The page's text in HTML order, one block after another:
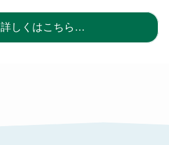
詳しくはこちら…